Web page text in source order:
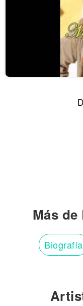
Más
Biografía